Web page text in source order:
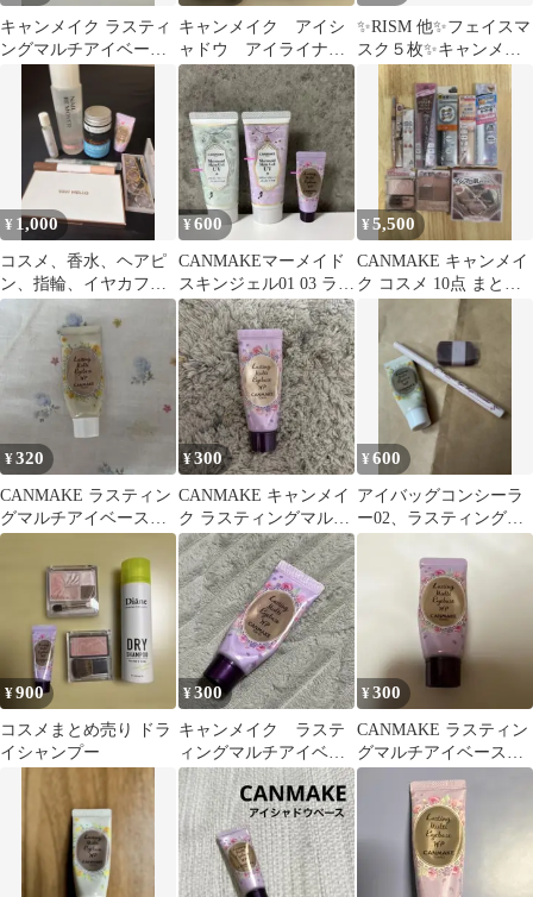
キャンメイク ラスティ
ングマルチアイベース
WP 02 アイシャドウベ
キャンメイク アイシ
ャドウ アイライナ
ー アイブロウ ラス
ティングマルチベース
✨RISM 他✨フェイスマ
スク５枚✨キャンメイ
ク✨ラスティングマル
チアイベース
¥ 1,000
コスメ、香水、ヘアピ
ン、指輪、イヤカフ、
ネイルリムーバー、ヘ
アワックスⅹ2
¥600
CANMAKEマーメイド
スキンジェル01 03 ラス
ティングマルチアイベ
ース01
¥5,500
CANMAKE キャンメイ
ク コスメ 10点 まとめ
売り 新品未使用
¥320
CANMAKE ラスティン
グマルチアイベース
WP 02
¥300
CANMAKE キャンメイ
ク ラスティングマルチ
アイベースWP 01
¥600
アイバッグコンシーラ
ー02、ラスティングマ
ルチアイベースWP
02、ブラシ付き
¥900
コスメまとめ売り ドラ
イシャンプー
¥300
キャンメイク ラステ
ィングマルチアイベー
ス WP 01
¥300
CANMAKE ラスティン
グマルチアイベース
WP 01